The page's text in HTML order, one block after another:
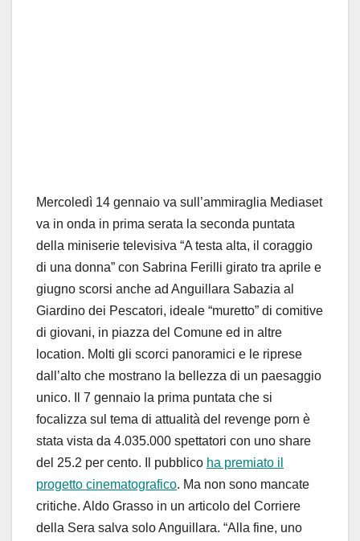
Mercoledì 14 gennaio va sull’ammiraglia Mediaset
va in onda in prima serata la seconda puntata
della miniserie televisiva “A testa alta, il coraggio
di una donna” con Sabrina Ferilli girato tra aprile e
giugno scorsi anche ad Anguillara Sabazia al
Giardino dei Pescatori, ideale “muretto” di comitive
di giovani, in piazza del Comune ed in altre
location. Molti gli scorci panoramici e le riprese
dall’alto che mostrano la bellezza di un paesaggio
unico. Il 7 gennaio la prima puntata che si
focalizza sul tema di attualità del revenge porn è
stata vista da 4.035.000 spettatori con uno share
del 25.2 per cento. Il pubblico ha premiato il
progetto cinematografico. Ma non sono mancate
critiche. Aldo Grasso in un articolo del Corriere
della Sera salva solo Anguillara. “Alla fine, uno